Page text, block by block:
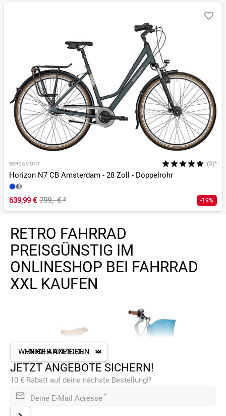
BERGAMONT (3)*
Horizon N7 CB Amsterdam - 28 Zoll - Doppelrohr
639,99 € 799,- €² -19%
RETRO FAHRRAD
PREISGÜNSTIG IM
ONLINESHOP BEI FAHRRAD
XXL KAUFEN
MEHR ANZEIGEN
WENIGER ANZEIGEN
JETZT ANGEBOTE SICHERN!
10 € Rabatt auf deine nächste Bestellung!³
Deine E-Mail Adresse *